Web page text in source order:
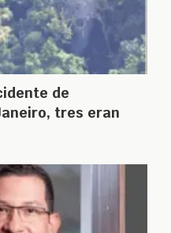
de
tres eran